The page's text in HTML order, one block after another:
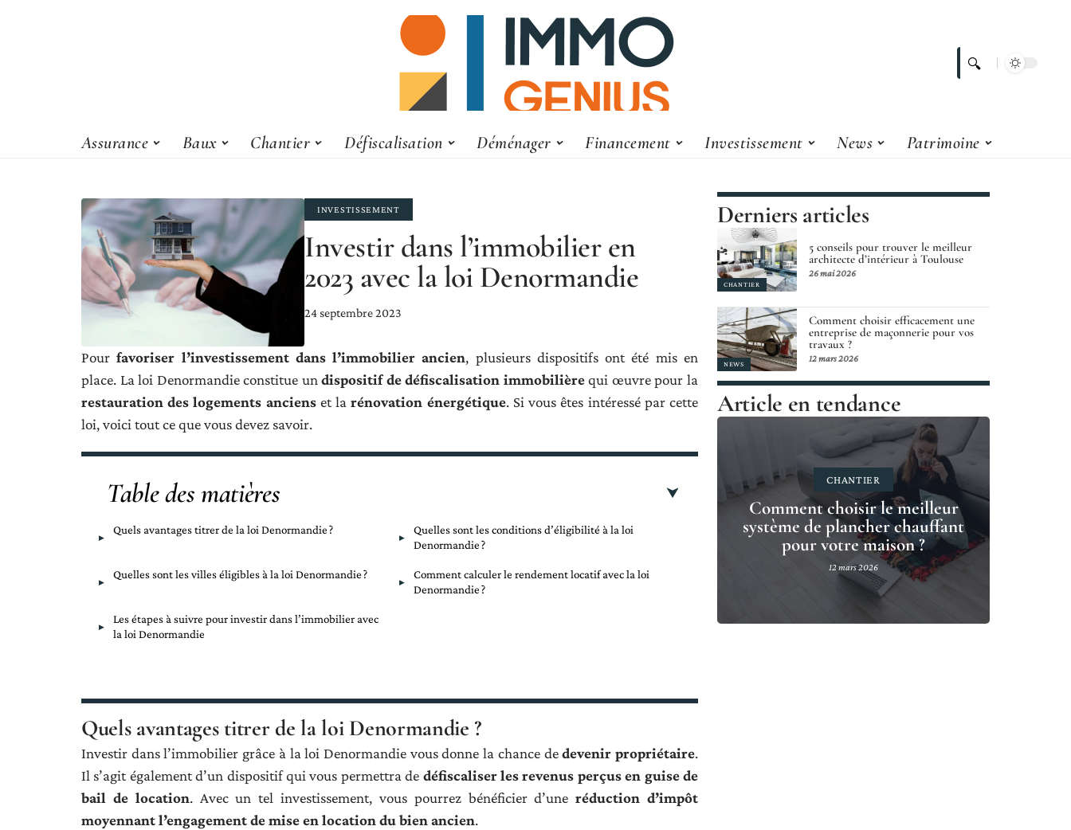
Assurance Baux Chantier Défiscalisation Déménager Financement Investissement News Patrimoine
INVESTISSEMENT
Investir dans l’immobilier en
2023 avec la loi Denormandie
24 septembre 2023
Pourfavoriser l’investissement dans l’immobilier ancien, plusieurs dispositifs ont été mis en
place. La loi Denormandie constitue undispositif de défiscalisation immobilièrequi œuvre pour la
restauration des logements ancienset larénovation énergétique. Si vous êtes intéressé par cette
loi, voici tout ce que vous devez savoir.
Table des matières
Quels avantages titrer de la loi Denormandie ?
Quelles sont les conditions d’éligibilité à la loi
Denormandie ?
Quelles sont les villes éligibles à la loi Denormandie ?
Comment calculer le rendement locatif avec la loi
Denormandie ?
Les étapes à suivre pour investir dans l’immobilier avec
la loi Denormandie
Quels avantages titrer de la loi Denormandie ?
Investir dans l’immobilier grâce à la loi Denormandie vous donne la chance dedevenir propriétaire.
Il s’agit également d’un dispositif qui vous permettra de défiscaliser les revenus perçus en guise de
bail de location. Avec un tel investissement, vous pourrez bénéficier d’uneréduction d’impôt
moyennant l’engagement de mise en location du bien ancien.
Derniers articles
CHANTIER
5 conseils pour trouver le meilleur
architecte d’intérieur à Toulouse
26 mai 2026
NEWS
Comment choisir efficacement une
entreprise de maçonnerie pour vos
travaux ?
12 mars 2026
Article en tendance
CHANTIER
Comment choisir le meilleur
système de plancher chauffant
pour votre maison ?
12 mars 2026